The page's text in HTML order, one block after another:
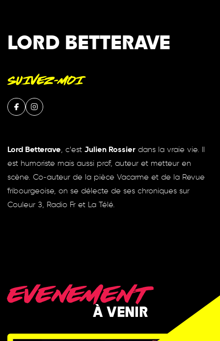
LORD BETTERAVE
SUIVEZ-MOI
Lord Betterave , c'estJulien Rossier dans la vraie vie. Il
est humoriste mais aussi prof, auteur et metteur en
scène. Co-auteur de la pièce Vacarme et de la Revue
fribourgeoise, on se délecte de ses chroniques sur
Couleur 3, Radio Fr et La Télé.
EVENEMENT
À VENIR